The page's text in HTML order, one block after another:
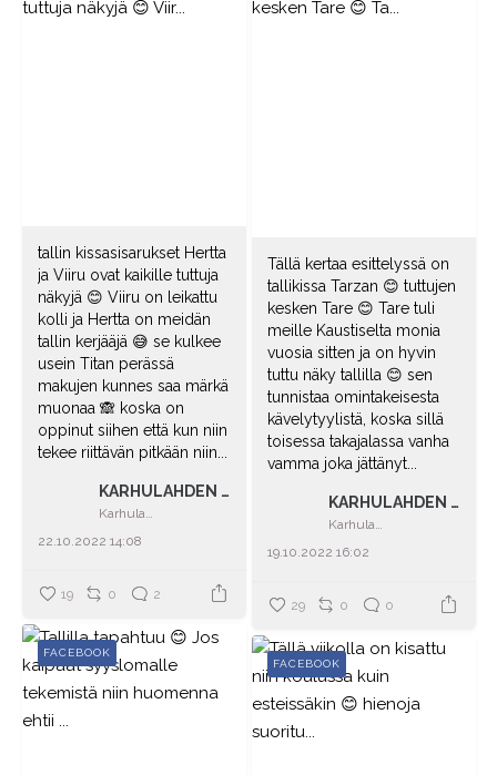
tallin kissasisarukset Hertta
ja Viiru ovat kaikille tuttuja
näkyjä 😊 Viiru on leikattu
kolli ja Hertta on meidän
tallin kerjääjä 😅 se kulkee
usein Titan perässä
makujen kunnes saa märkä
muonaa 🙈 koska on
oppinut siihen että kun niin
tekee riittävän pitkään niin...
KARHULAHDEN TILA
Karhulahden tila
22.10.2022 14:08
19 0 2
Tällä kertaa esittelyssä on
tallikissa Tarzan 😊 tuttujen
kesken Tare 😊 Tare tuli
meille Kaustiselta monia
vuosia sitten ja on hyvin
tuttu näky tallilla 😊 sen
tunnistaa omintakeisesta
kävelytyylistä, koska sillä
toisessa takajalassa vanha
vamma joka jättänyt...
KARHULAHDEN TILA
Karhulahden tila
19.10.2022 16:02
29 0 0
FACEBOOK
FACEBOOK